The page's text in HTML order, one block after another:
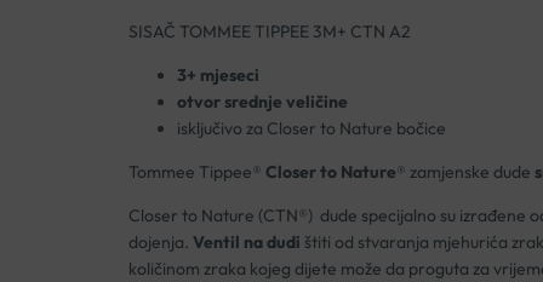
SISAČ TOMMEE TIPPEE 3M+ CTN A2
3+ mjeseci
otvor srednje veličine
isključivo za Closer to Nature bočice
Tommee Tippee® Closer to Nature® zamjenske dude
Closer to Nature (CTN®) dude specijalno su izrađene
dojenja. Ventil na dudi štiti od stvaranja mjehurića
količinom zraka kojeg dijete može da proguta za